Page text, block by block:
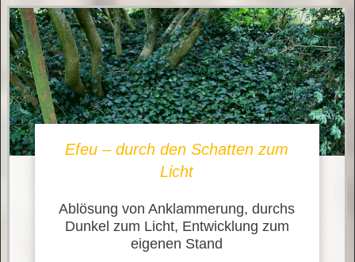
Efeu – durch den Schatten zum
Licht
Ablösung von Anklammerung, durchs
Dunkel zum Licht, Entwicklung zum
eigenen Stand